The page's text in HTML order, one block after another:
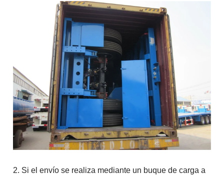
2. Si el envío se realiza mediante un buque de carga a